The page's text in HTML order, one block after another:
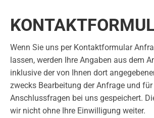
Wenn Sie uns per Kontaktformular
lassen, werden Ihre Angaben aus dem
inklusive der von Ihnen dort
zwecks Bearbeitung der Anfrage und
Anschlussfragen bei uns gespeichert.
wir nicht ohne Ihre Einwilligung weiter.